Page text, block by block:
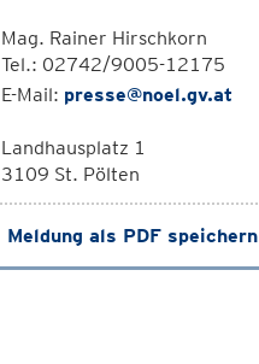
Mag. Rainer Hirschkorn
Tel.: 02742/9005-12175
E-Mail: presse@noel.gv.at
Landhausplatz 1
3109 St. Pölten
Meldung als PDF speichern